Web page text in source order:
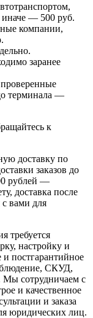
иначе — 500 руб.
компании,
заранее
терминала —
к
доставку по
заказов до
рублей —
доставка после
вами для
требуется
настройку и
и постгарантийное
СКУД,
Мы сотрудничаем с
и качественное
и заказа
юридических лиц.